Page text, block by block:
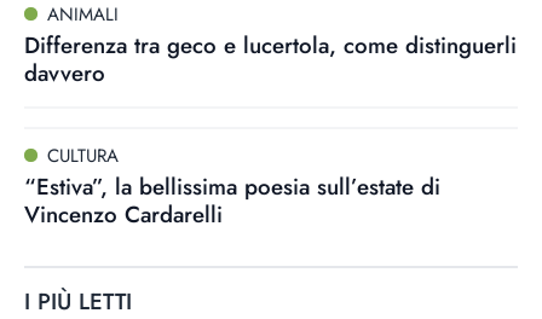
ANIMALI
Differenza tra geco e lucertola, come distinguerli
davvero
CULTURA
“Estiva”, la bellissima poesia sull’estate di
Vincenzo Cardarelli
I PIÙ LETTI